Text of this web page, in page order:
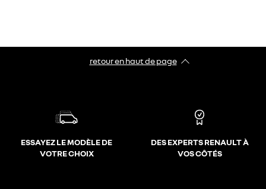
retour en haut de page​
ESSAYEZ LE MODÈLE DE
VOTRE CHOIX
DES EXPERTS RENAULT À
VOS CÔTÉS